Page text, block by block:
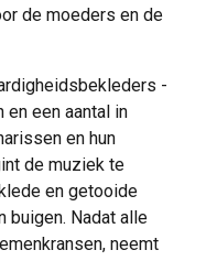
de moeders en de
-
en een aantal in
en hun
de muziek te
en getooide
buigen. Nadat alle
neemt